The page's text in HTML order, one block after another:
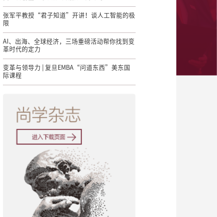
张军平教授“君子知道”开讲！谈人工智能的极
限
AI、出海、全球经济，三场重磅活动帮你找到变
革时代的定力
变革与领导力 | 复旦EMBA“问道东西”美东国
际课程